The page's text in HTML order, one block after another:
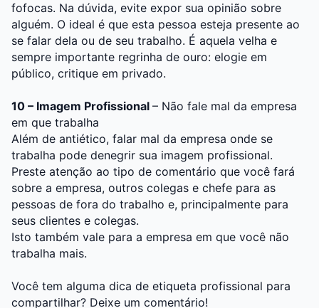
fofocas. Na dúvida, evite expor sua opinião sobre
alguém. O ideal é que esta pessoa esteja presente ao
se falar dela ou de seu trabalho. É aquela velha e
sempre importante regrinha de ouro: elogie em
público, critique em privado.
10 – Imagem Profissional – Não fale mal da empresa
em que trabalha
Além de antiético, falar mal da empresa onde se
trabalha pode denegrir sua imagem profissional.
Preste atenção ao tipo de comentário que você fará
sobre a empresa, outros colegas e chefe para as
pessoas de fora do trabalho e, principalmente para
seus clientes e colegas.
Isto também vale para a empresa em que você não
trabalha mais.
Você tem alguma dica de etiqueta profissional para
compartilhar? Deixe um comentário!